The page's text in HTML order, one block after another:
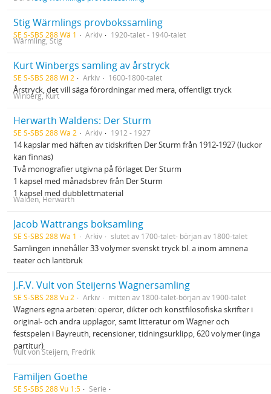
Stig Wärmlings provbokssamling
SE S-SBS 288 Wä 1 Arkiv 1920-talet - 1940-talet
Wärmling, Stig
Kurt Winbergs samling av årstryck
SE S-SBS 288 Wi 2 Arkiv 1600-1800-talet
Årstryck, det vill säga förordningar med mera, offentligt tryck
Winberg, Kurt
Herwarth Waldens: Der Sturm
SE S-SBS 288 Wa 2 Arkiv 1912 - 1927
14 kapslar med häften av tidskriften Der Sturm från 1912-1927 (luckor
kan finnas)
Två monografier utgivna på förlaget Der Sturm
1 kapsel med månadsbrev från Der Sturm
1 kapsel med dubblettmaterial
Walden, Herwarth
Jacob Wattrangs boksamling
SE S-SBS 288 Wa 1 Arkiv slutet av 1700-talet- början av 1800-talet
Samlingen innehåller 33 volymer svenskt tryck bl. a inom ämnena
teater och lantbruk
J.F.V. Vult von Steijerns Wagnersamling
SE S-SBS 288 Vu 2 Arkiv mitten av 1800-talet-början av 1900-talet
Wagners egna arbeten: operor, dikter och konstfilosofiska skrifter i
original- och andra upplagor, samt litteratur om Wagner och
festspelen i Bayreuth, recensioner, tidningsurklipp, 620 volymer (inga
partitur)
Vult von Steijern, Fredrik
Familjen Goethe
SE S-SBS 288 Vu 1:5
Serie